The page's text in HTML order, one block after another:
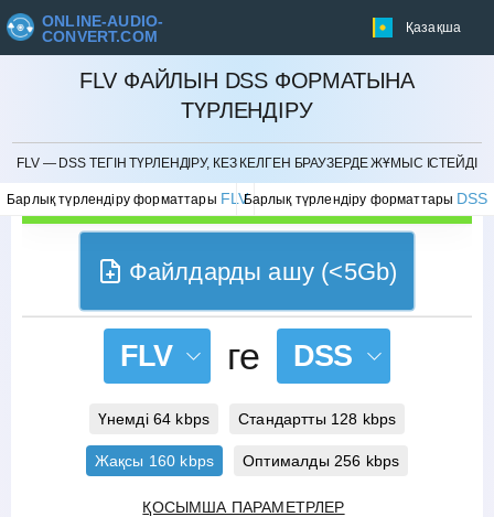
ONLINE-AUDIO-
CONVERT.COM
Қазақша
FLV ФАЙЛЫН DSS ФОРМАТЫНА
ТҮРЛЕНДІРУ
FLV — DSS ТЕГІН ТҮРЛЕНДІРУ, КЕЗ КЕЛГЕН БРАУЗЕРДЕ ЖҰМЫС ІСТЕЙДІ
Барлық түрлендіру форматтары FLVБарлық түрлендіру форматтары DSS
БОЛДЫРМАУ
Файлдарды ашу (<5Gb)
FLV ге DSS
Үнемді 64 kbps Стандартты 128 kbps
Жақсы 160 kbps Оптималды 256 kbps
ҚОСЫМША ПАРАМЕТРЛЕР